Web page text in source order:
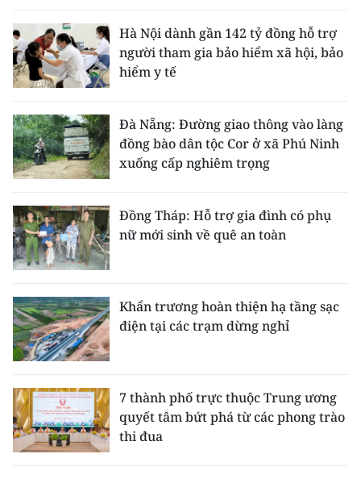
Hà Nội dành gần 142 tỷ đồng hỗ trợ
người tham gia bảo hiểm xã hội, bảo
hiểm y tế
Đà Nẵng: Đường giao thông vào làng
đồng bào dân tộc Cor ở xã Phú Ninh
xuống cấp nghiêm trọng
Đồng Tháp: Hỗ trợ gia đình có phụ
nữ mới sinh về quê an toàn
Khẩn trương hoàn thiện hạ tầng sạc
điện tại các trạm dừng nghỉ
7 thành phố trực thuộc Trung ương
quyết tâm bứt phá từ các phong trào
thi đua